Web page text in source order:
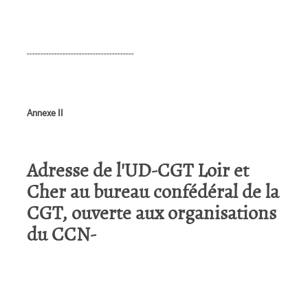
---------------------------------------
Annexe II
Adresse de l'UD-CGT Loir et
Cher au bureau confédéral de la
CGT, ouverte aux organisations
du CCN-